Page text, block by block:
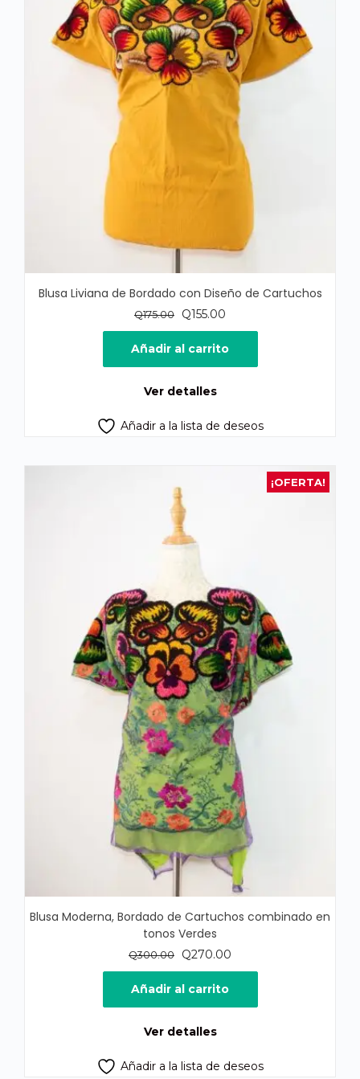
Blusa Liviana de Bordado con Diseño de Cartuchos
Q175.00
El
precio
original
era:
Q155.00
precio
actual
es:
Añadir al carrito
Ver detalles
Añadir a la lista de deseos
¡OFERTA!
Blusa Moderna, Bordado de Cartuchos combinado en
tonos Verdes
Q300.00
El
precio
original
era:
Q270.00
precio
es:
Añadir al carrito
Ver detalles
Añadir a la lista de deseos